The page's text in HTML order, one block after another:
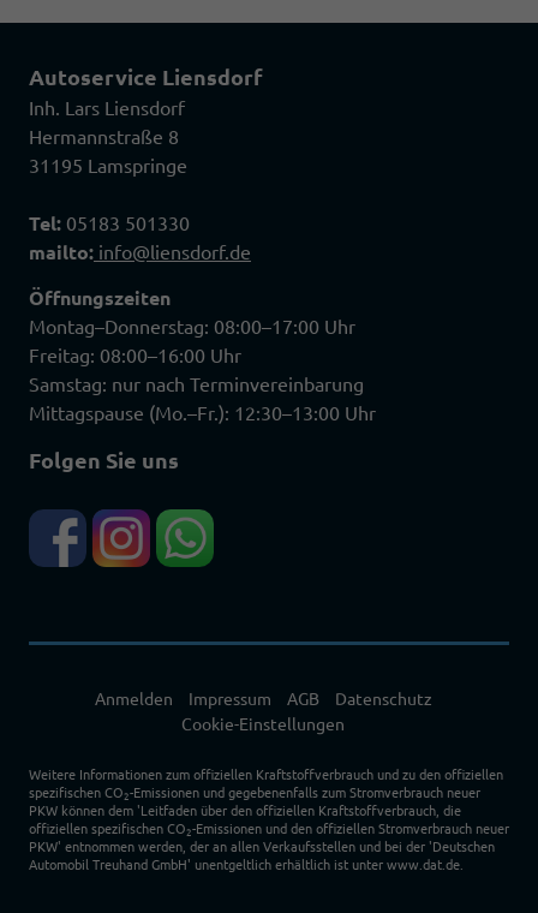
Autoservice Liensdorf
Inh. Lars Liensdorf
Hermannstraße 8
31195 Lamspringe
Tel: 05183 501330
mailto: info@liensdorf.de
Öffnungszeiten
Montag–Donnerstag: 08:00–17:00 Uhr
Freitag: 08:00–16:00 Uhr
Samstag: nur nach Terminvereinbarung
Mittagspause (Mo.–Fr.): 12:30–13:00 Uhr
Folgen Sie uns
Anmelden Impressum AGB
Datenschutz
Cookie-Einstellungen
Weitere Informationen zum offiziellen Kraftstoffverbrauch und zu den offiziellen
spezifischen CO2-Emissionen und gegebenenfalls zum Stromverbrauch neuer
PKW können dem 'Leitfaden über den offiziellen Kraftstoffverbrauch, die
offiziellen spezifischen CO2-Emissionen und den offiziellen Stromverbrauch neuer
PKW' entnommen werden, der an allen Verkaufsstellen und bei der 'Deutschen
Automobil Treuhand GmbH' unentgeltlich erhältlich ist unter www.dat.de.